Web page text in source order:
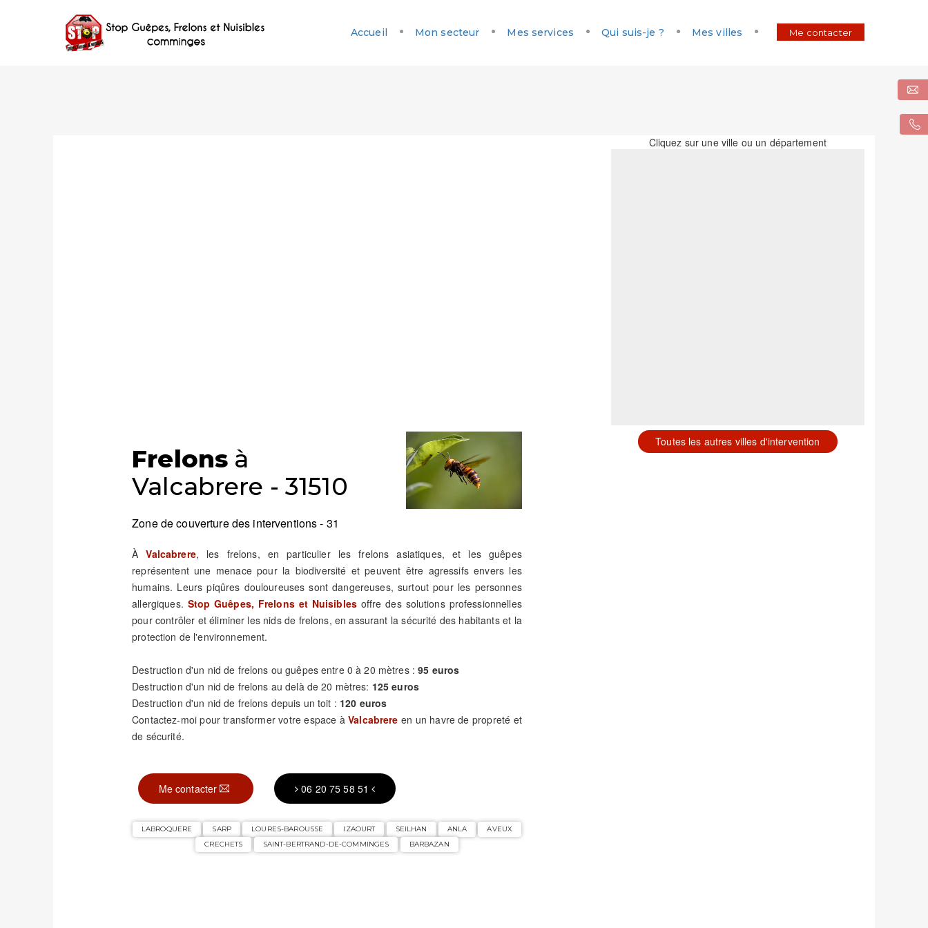
Accueil Mon secteur Mes services Qui suis-je ? Mes villes Me contacter
Frelons à
Valcabrere - 31510
Zone de couverture des interventions - 31
ÀValcabrere, les frelons, en particulier les frelons asiatiques, et les guêpes
représentent une menace pour la biodiversité et peuvent être agressifs envers les
humains. Leurs piqûres douloureuses sont dangereuses, surtout pour les personnes
allergiques. Stop Guêpes, Frelons et Nuisiblesoffre des solutions professionnelles
pour contrôler et éliminer les nids de frelons, en assurant la sécurité des habitants et la
protection de l'environnement.
Destruction d'un nid de frelons ou guêpes entre 0 à 20 mètres :95 euros
Destruction d'un nid de frelons au delà de 20 mètres: 125 euros
Destruction d'un nid de frelons depuis un toit : 120 euros
Contactez-moi pour transformer votre espace àValcabrere en un havre de propreté et
de sécurité.
Me contacter 06 20 75 58 51
LABROQUERE SARP LOURES-BAROUSSE IZAOURT SEILHAN ANLA
AVEUX
CRECHETS
SAINT-BERTRAND-DE-COMMINGES BARBAZAN
Cliquez sur une ville ou un département
Toutes les autres villes d'intervention